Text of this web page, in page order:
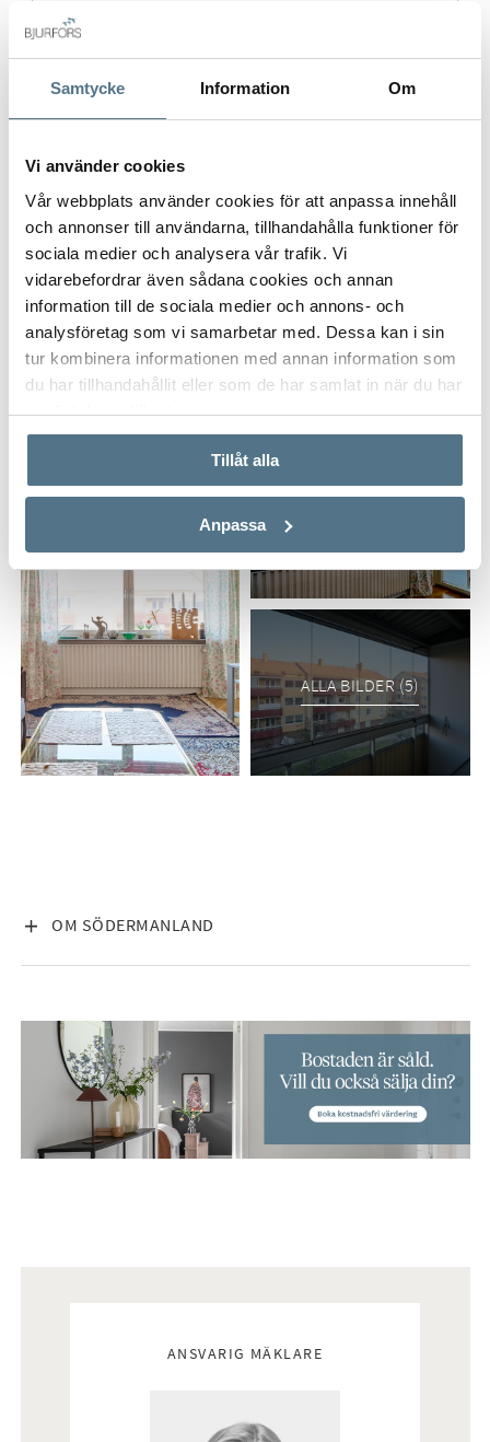
Samtycke Information Om
Vi använder cookies
Vår webbplats använder cookies för att anpassa innehåll
och annonser till användarna, tillhandahålla funktioner för
sociala medier och analysera vår trafik. Vi
vidarebefordrar även sådana cookies och annan
information till de sociala medier och annons- och
analysföretag som vi samarbetar med. Dessa kan i sin
tur kombinera informationen med annan information som
du har tillhandahållit eller som de har samlat in när du har
använt deras tjänster.
Tillåt alla
Anpassa
Postort*
Ange ditt postnummer (5 siffror utan mellanslag)
ALLA BILDER (5)
OM SÖDERMANLAND
VISA INNEHÅLL
ANSVARIG MÄKLARE